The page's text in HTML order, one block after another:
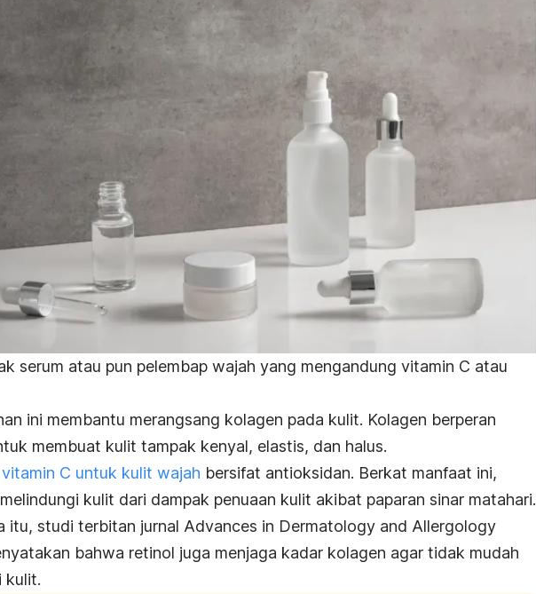
serum atau pun pelembap wajah yang mengandung vitamin C atau
ini membantu merangsang kolagen pada kulit. Kolagen berperan
membuat kulit tampak kenyal, elastis, dan halus.
vitamin C untuk kulit wajah bersifat antioksidan. Berkat manfaat ini,
kulit dari dampak penuaan kulit akibat paparan sinar matahari.
itu, studi terbitan jurnal Advances in Dermatology and Allergology
bahwa retinol juga menjaga kadar kolagen agar tidak mudah
kulit.